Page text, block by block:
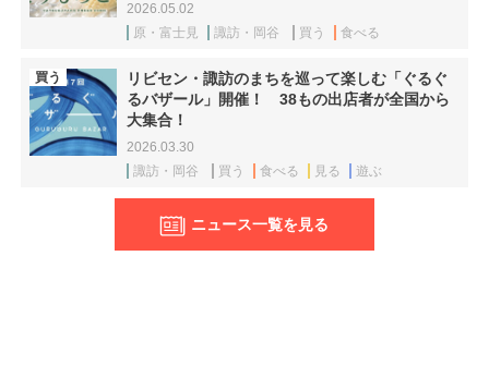
2026.05.02
原・富士見
諏訪・岡谷 買う 食べる
買う
リビセン・諏訪のまちを巡って楽しむ「ぐるぐ
るバザール」開催！ 38もの出店者が全国から
大集合！
2026.03.30
諏訪・岡谷
買う 食べる 見る 遊ぶ
ニュース一覧を見る